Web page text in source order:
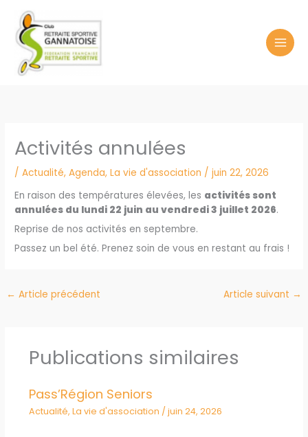
contenu
Activités annulées
/Actualité,Agenda,La vie d'association /juin 22, 2026
En raison des températures élevées, les activités sont
annulées du lundi 22 juin au vendredi 3 juillet 2026.
Reprise de nos activités en septembre.
Passez un bel été. Prenez soin de vous en restant au frais !
← Article précédent Article suivant →
Publications similaires
Pass’Région Seniors
Actualité, La vie d'association / juin 24, 2026